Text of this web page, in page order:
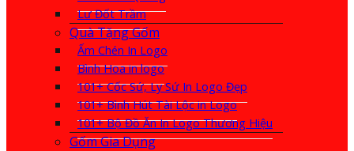
Lư Đốt Trầm
Quà Tặng Gốm
Ấm Chén In Logo
Bình Hoa in logo
101+ Cốc Sứ, Ly Sứ In Logo Đẹp
101+ Bình Hút Tài Lộc in Logo
101+ Bộ Đồ Ăn In Logo Thương Hiệu
Gốm Gia Dụng